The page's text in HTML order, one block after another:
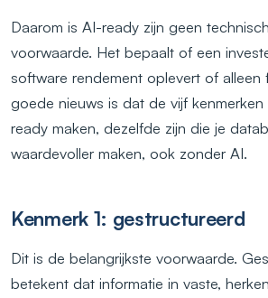
Daarom is AI-ready zijn geen
voorwaarde. Het bepaalt of een
software rendement oplevert of alleen
goede nieuws is dat de vijf
ready maken, dezelfde zijn die je
waardevoller maken, ook zonder AI.
Kenmerk 1: gestructureerd
Dit is de belangrijkste voorwaarde.
betekent dat informatie in vaste,